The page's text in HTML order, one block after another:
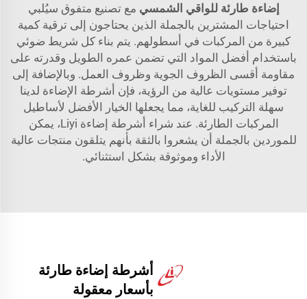
إضاءة طارئة للواقي الشمسي مع تصنيع متفوق سيُلبي
احتياجات المشترين بالجملة الذين يحتاجون إلى ترقية كمية
كبيرة من المركبات في أسطولهم. يتم بناء كل شريط ضوئي
باستخدام أفضل المواد التي تضمن عمره الطويل وقدرته على
مقاومة أقسى الظروف الجوية وظروف العمل. وبالإضافة إلى
توفير مستويات عالية من الرؤية، فإن أشرطة الإضاءة لدينا
سهلة التركيب للغاية، مما يجعلها الخيار الأفضل لأساطيل
المركبات الطارئة. عند شراء أشرطة إضاءة Liyi، يمكن
للموردين بالجملة أن يشعروا بالثقة بأنهم يتلقون منتجات عالية
الأداء وموثوقة بشكل استثنائي.
أشرطة إضاءة طارئة
بأسعار معقولة